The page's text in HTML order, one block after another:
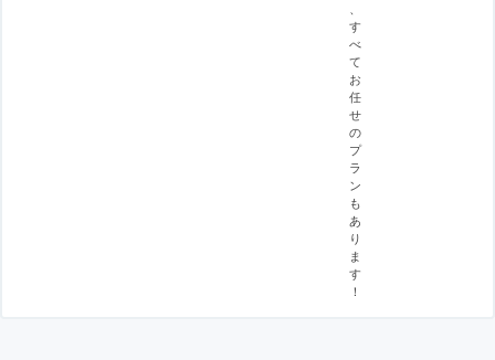
す
べ
て
お
任
せ
の
プ
ラ
ン
も
あ
り
ま
す
！